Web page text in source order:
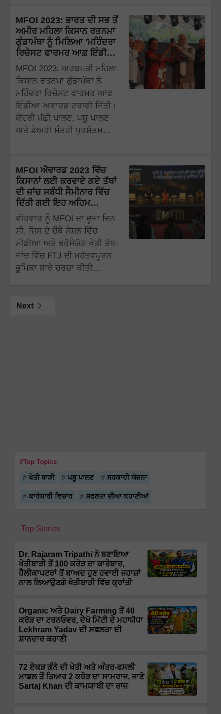
MFOI 2023: ਭਾਰਤ ਦੀ ਸਭ ਤੋਂ
ਅਮੀਰ ਮਹਿਲਾ ਕਿਸਾਨ ਰਤਨਮਾ
ਗੁੰਡਾਮੰਥਾ ਨੂੰ ਮਿਲਿਆ 'ਮਹਿੰਦਰਾ
ਰਿਚੇਸਟ ਫਾਰਮਰ ਆਫ਼ ਇੰਡੀਆ'
ਐਵਾਰਡ
MFOI 2023: ਅਰਬਪਤੀ ਮਹਿਲਾ
ਕਿਸਾਨ ਰਤਨਮਾ ਗੁੰਡਾਮੰਥਾ ਨੇ
ਮਹਿੰਦਰਾ ਰਿਚੇਸਟ ਫਾਰਮਰ ਆਫ
ਇੰਡੀਆ ਅਵਾਰਡ ਟਰਾਫੀ ਜਿੱਤੀ।
ਕੇਂਦਰੀ ਮੱਛੀ ਪਾਲਣ, ਪਸ਼ੂ ਪਾਲਣ
ਅਤੇ ਡੇਅਰੀ ਮੰਤਰੀ ਪੁਰਸ਼ੋਤਮ…
MFOI ਐਵਾਰਡ 2023 ਵਿੱਚ
ਕਿਸਾਨਾਂ ਲਈ ਕਰਵਾਏ ਗਏ ਤੱਥਾਂ
ਦੀ ਜਾਂਚ ਸਬੰਧੀ ਸੈਮੀਨਾਰ ਵਿੱਚ
ਦਿੱਤੀ ਗਈ ਇਹ ਅਹਿਮ
ਜਾਣਕਾਰੀ ?
ਵੀਰਵਾਰ ਨੂੰ MFOI ਦਾ ਦੂਜਾ ਦਿਨ
ਸੀ, ਜਿਸ ਦੇ ਚੌਥੇ ਸੈਸ਼ਨ ਵਿੱਚ
ਮੀਡੀਆ ਅਤੇ ਭਰੋਸੇਯੋਗ ਖੇਤੀ ਤੱਥ-
ਜਾਂਚ ਵਿੱਚ FTJ ਦੀ ਮਹੱਤਵਪੂਰਨ
ਭੂਮਿਕਾ ਬਾਰੇ ਚਰਚਾ ਕੀਤੀ…
Next
#Top Topics
ਖੇਤੀ ਬਾੜੀ ਪਸ਼ੂ ਪਾਲਣ ਸਰਕਾਰੀ ਯੋਜਨਾ
ਕਾਰੋਬਾਰੀ ਵਿਚਾਰ ਸਫਲਤਾ ਦੀਆ ਕਹਾਣੀਆਂ
Top Stories
Dr. Rajaram Tripathi ਨੇ ਬਣਾਇਆ
ਖੇਤੀਬਾੜੀ ਤੋਂ 100 ਕਰੋੜ ਦਾ ਕਾਰੋਬਾਰ,
ਹੈਲੀਕਾਪਟਰਾਂ ਤੋਂ ਬਾਅਦ ਹੁਣ ਹਵਾਈ ਜਹਾਜ਼ਾਂ
ਨਾਲ ਲਿਆਉਣਗੇ ਖੇਤੀਬਾੜੀ ਵਿੱਚ ਕ੍ਰਾਂਤੀ
Organic ਅਤੇ Dairy Farming ਤੋਂ 40
ਕਰੋੜ ਦਾ ਟਰਨਓਵਰ, ਦੇਖੋ ਮਿੱਟੀ ਦੇ ਮਹਾਯੋਧਾ
Lekhram Yadav ਦੀ ਸਫਲਤਾ ਦੀ
ਸ਼ਾਨਦਾਰ ਕਹਾਣੀ
72 ਏਕੜ ਗੰਨੇ ਦੀ ਖੇਤੀ ਅਤੇ ਅੰਤਰ-ਫਸਲੀ
ਮਾਡਲ ਤੋਂ ਤਿਆਰ 2 ਕਰੋੜ ਦਾ ਸਾਮਰਾਜ, ਜਾਣੋ
Sartaj Khan ਦੀ ਕਾਮਯਾਬੀ ਦਾ ਰਾਜ